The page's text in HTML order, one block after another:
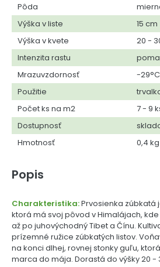
Pôda
Výška v liste
15 cm
Výška v kvete
20 -
Intenzita rastu
Mrazuvzdornosť
-29°C
Použitie
Počet ks na m2
7 - 9
Dostupnosť
Hmotnosť
0,4 kg
Popis
Charakteristika:Prvosienka zúbkatá
ktorá má svoj pôvod v Himalájach,
až po juhovýchodný Tibet a Čínu. Kultivar
prízemné ružice zúbkatých listov.
na konci dlhej, rovnej stonky guľu,
marca do mája. Dorastá do výšky 20 -